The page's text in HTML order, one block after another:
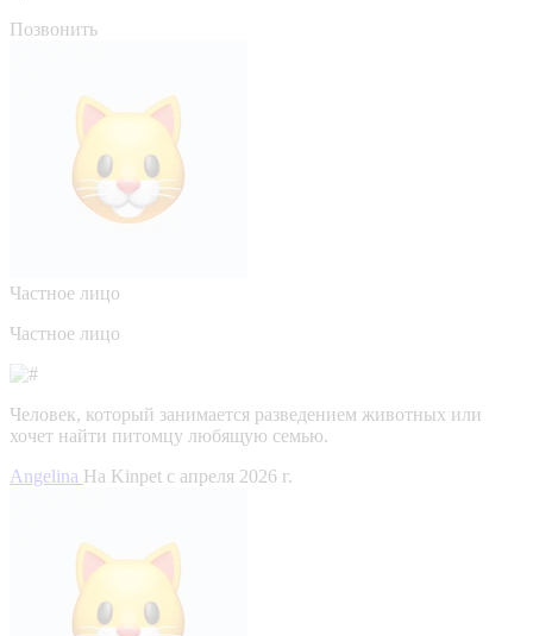
Позвонить
Частное лицо
Частное лицо
Человек, который занимается разведением животных или
хочет найти питомцу любящую семью.
Angelina На Kinpet c апреля 2026 г.